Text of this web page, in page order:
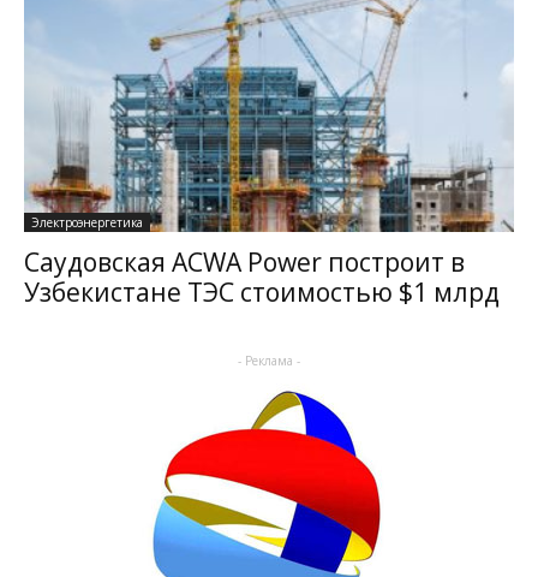
Электроэнергетика
Саудовская ACWA Power построит в
Узбекистане ТЭС стоимостью $1 млрд
- Реклама -